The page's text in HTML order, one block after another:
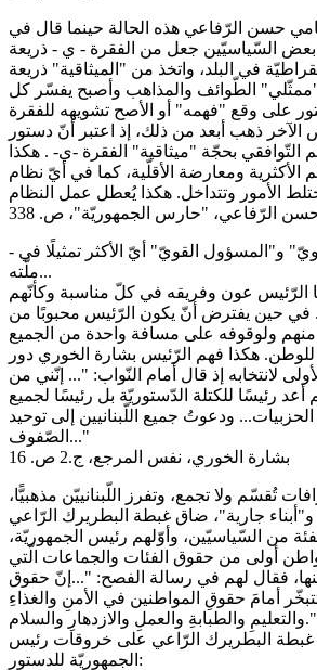
حسن الرّفاعي هذه الحالة حينما قال في
بعض السّياسيّين جعل من الفقرة - ي - ذريعة
في البلد، واتخذ من "الميثاقية" ذريعة
الطّوائف والمذاهب وأصبح يفسّر کل
على وقع "فهمه" أو الأصح تشويهه للفقرة
ذهب أبعد من ذلك، إذ اعتبر أنّ دستور
التّوافقي بحجّة "ميثاقية" الفقرة -ي- . هكذا
الأكثرية ومعارضة الأقلّية، كما في أيّ نظام
الرّفاعي، "حارس الجمهوريّة"، ص. 338
- فكرة "الرّئيس القويّ" و"المسؤول القويّ" أيّ الأكثر تمثيلًا في
ملّته...
الرّئيس عون وفريقه في كلّ مناسبة وكأنّهم
في حين يفترض أنّ يكون الرّئيس محبوبًا من
منهم ولوقوفه على مسافة واحدة من الجميع
للوطن. هكذا فهم الرّئيس بشارة الخوري دور
لانتخابه إذ قال أمام النّواب: "... إنّني من
أعد رئيسًا للكتلة الدّستوريّة بل رئيسًا لجميع
الحزبيات... ودعوتُ جميع اللّبنانيين إلى توحيد
الصّفوف..."
بشارة الخوري، نفس المرجع، ج.2 ص. 16
تُقسّم ولا تجمع، وتفرز اللّبنانييّن مذهبيًّا،
جارية"، ضاق غبطة البطريرك الرّاعي
من السّياسيّين، وأوّلهم رئيس الجمهوريّة،
أولى من حقوق الفئات والجماعات الّتي
فقال لهم في رسالة الفصح: "...إنّ حقوق
أمامَ حقوقِ المواطنين في الأمنِ والغذاءِ
والتعليمِ والطبابةِ والعملِ والازدهارِ والسلام."
غبطة البطريرك الرّاعي على خروقات رئيس
الجمهوريّة للدستور: